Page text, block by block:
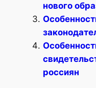
нового
россиян